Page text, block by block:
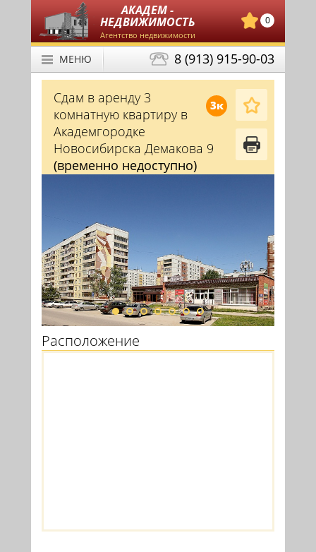
АКАДЕМ -
НЕДВИЖИМОСТЬ
Агентство недвижимости
0
8 (913) 915-90-03
МЕНЮ
3к
Сдам в аренду 3
комнатную квартиру в
Академгородке
Новосибирска Демакова 9
(временно недоступно)
Расположение